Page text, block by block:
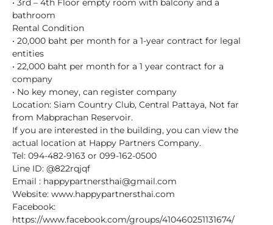
• 3rd – 4th Floor empty room with balcony and a
bathroom
Rental Condition
• 20,000 baht per month for a 1-year contract for legal
entities
• 22,000 baht per month for a 1 year contract for a
company
• No key money, can register company
Location: Siam Country Club, Central Pattaya, Not far
from Mabprachan Reservoir.
If you are interested in the building, you can view the
actual location at Happy Partners Company.
Tel: 094-482-9163 or 099-162-0500
Line ID: @822rqjqf
Email : happypartnersthai@gmail.com
Website: www.happypartnersthai.com
Facebook:
https://www.facebook.com/groups/410460251131674/